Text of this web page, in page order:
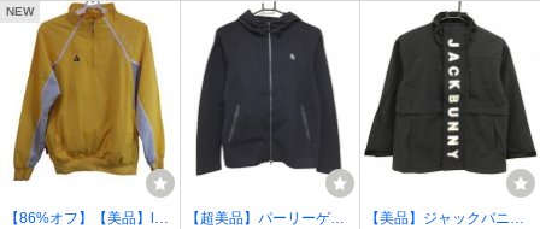
NEW
【86%オフ】【美品】le c
【超美品】パーリーゲイ
【美品】ジャックバニー